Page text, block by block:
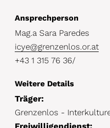
l
s
Ansprechperson
Mag.a Sara Paredes
icye@grenzenlos.or.at
+43 1 315 76 36/
Weitere Details
Träger:
Grenzenlos -
Freiwilligendienst: